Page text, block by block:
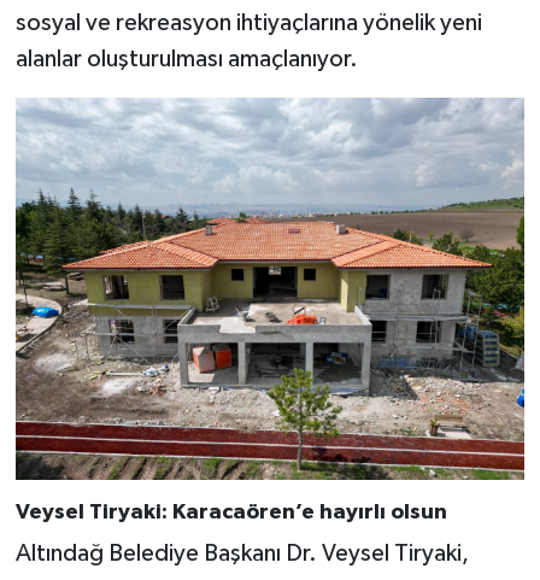
sosyal ve rekreasyon ihtiyaçlarına yönelik yeni
alanlar oluşturulması amaçlanıyor.
Veysel Tiryaki: Karacaören’e hayırlı olsun
Altındağ Belediye Başkanı Dr. Veysel Tiryaki,